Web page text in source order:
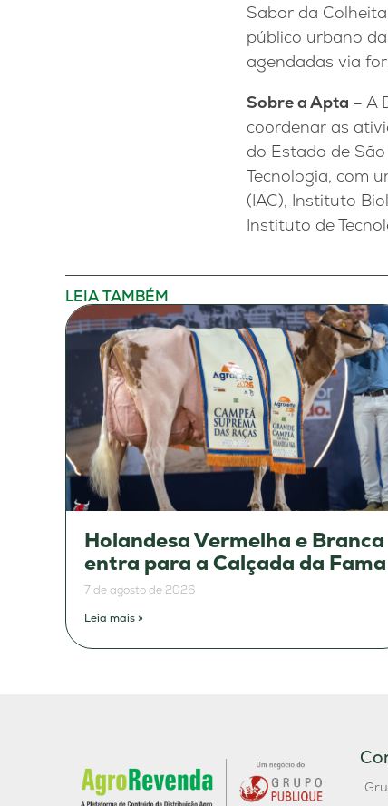
Sabor da
público urbano
agendadas via
Sobre a Apta – A
coordenar as
do Estado de
Tecnologia, com
(IAC), Instituto
Instituto de
LEIA TAMBÉM
Holandesa Vermelha e Branca
entra para a Calçada da Fama
7 de agosto de 2026
Leia mais »